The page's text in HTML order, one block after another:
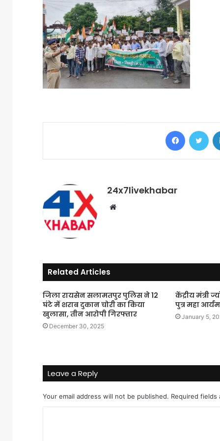
Facebook
24x7livekhabar
Website
Related Articles
जिला रायसेन सलामतपुर पुलिस ने 12
घंटे में शराब दुकान चोरी का किया
खुलासा, तीन आरोपी गिरफ्तार
December 30, 2025
केंद्रीय मंत्री
पुत्र महा
January 5,
Leave a Reply
Your email address will not be published. Required fields